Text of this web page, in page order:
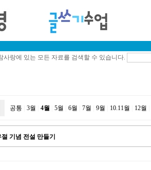
사랑에 있는 모든 자료를 검색할 수 있습니다.
공통 3월 4월 5월 6월 7월 9월 10.11월 12월
절 기념 전설 만들기